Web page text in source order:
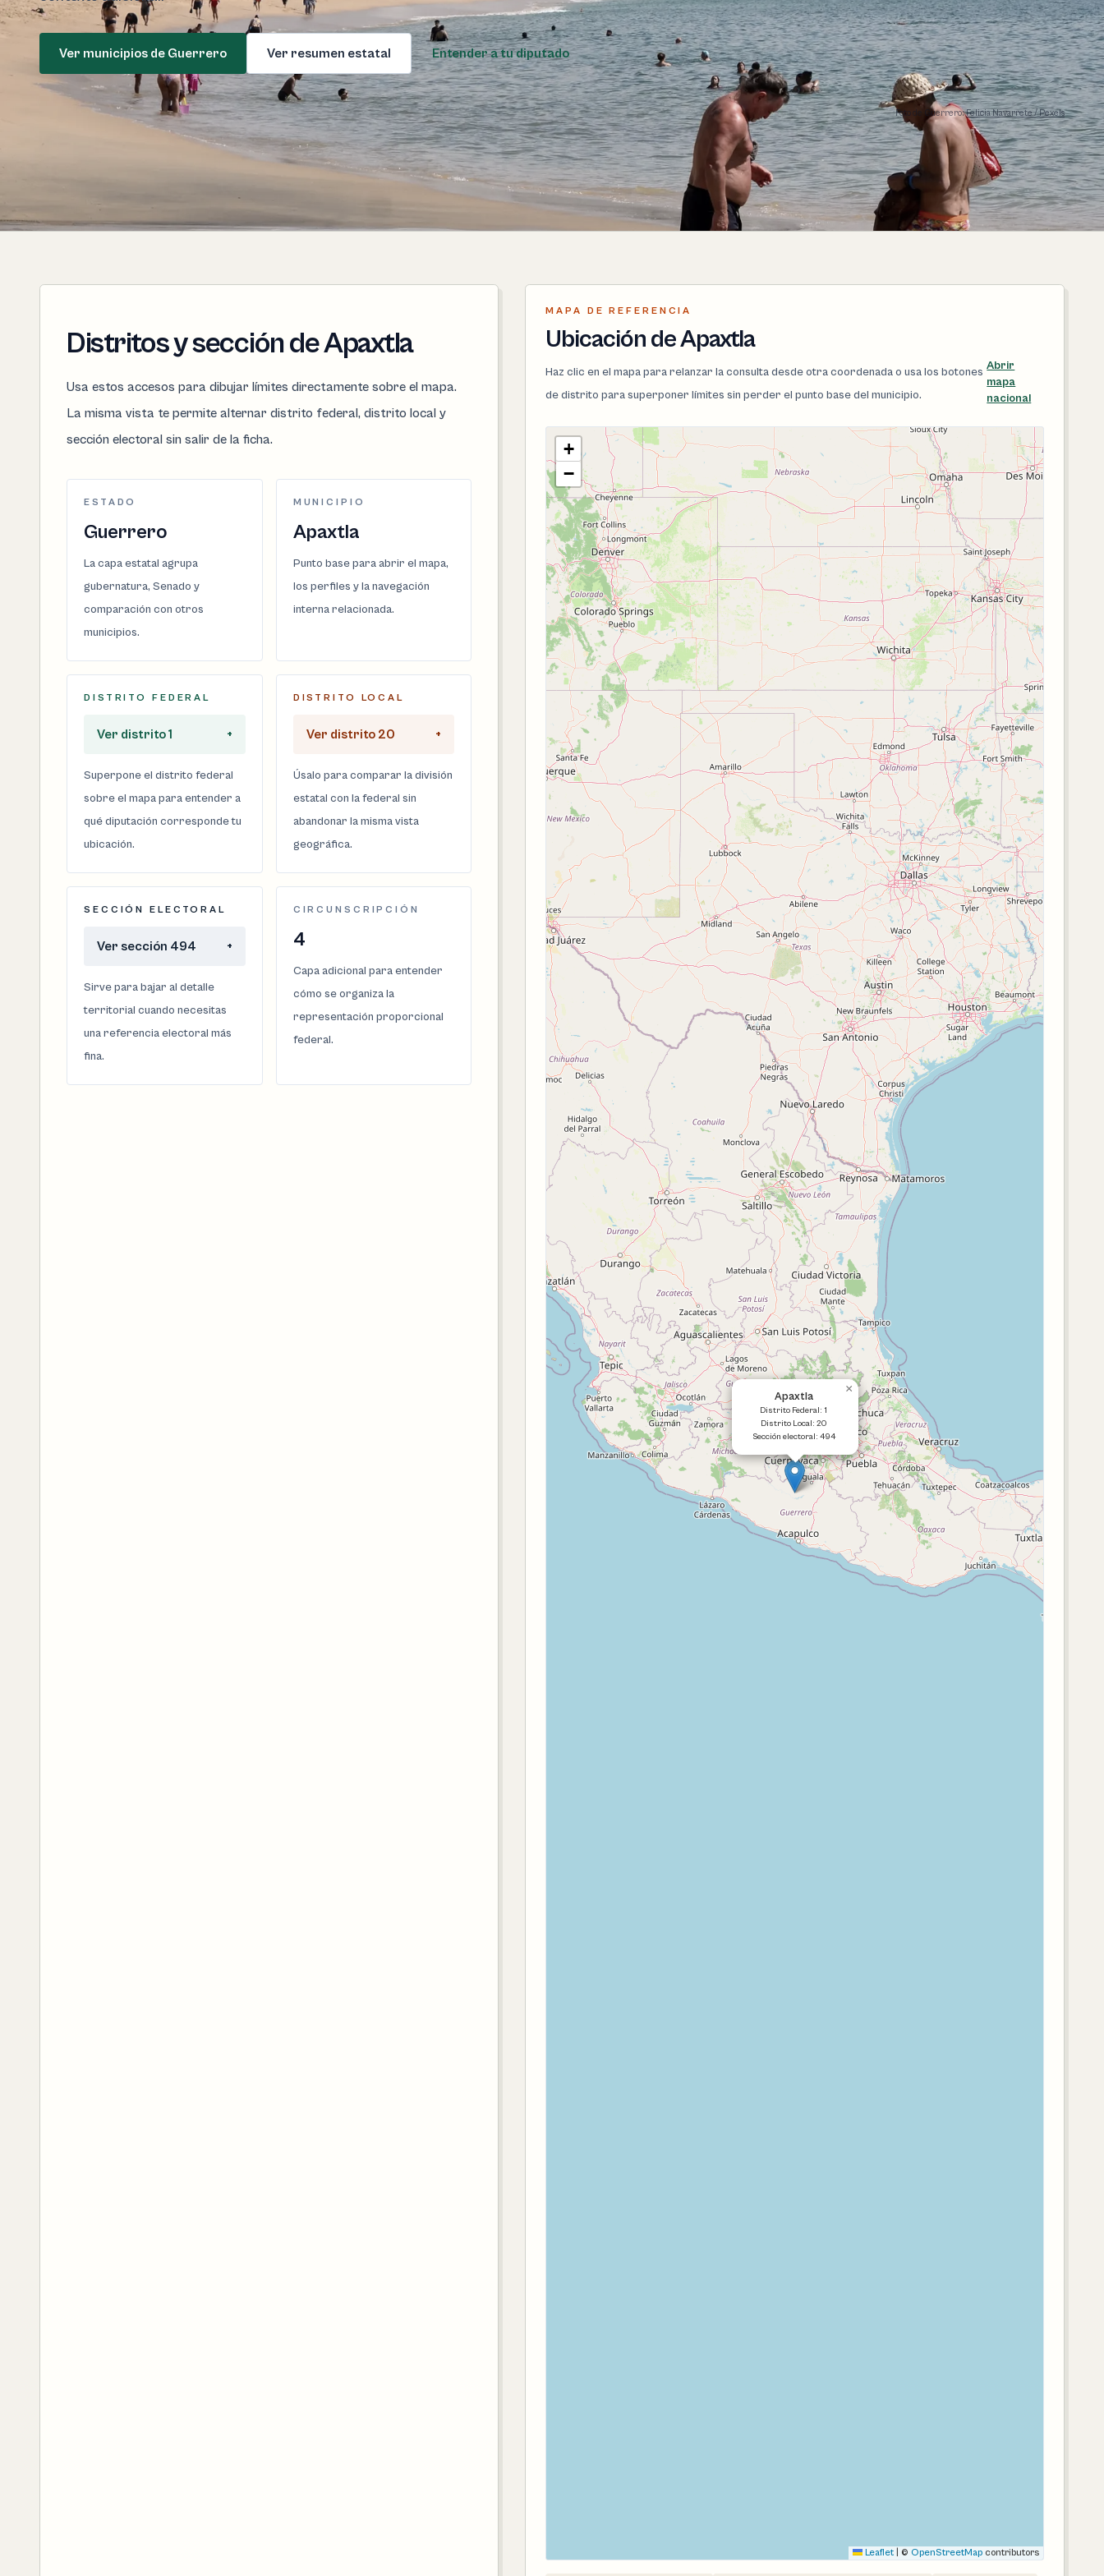
Ver municipios de Guerrero Ver resumen estatal Entender a tu diputado
Foto de Guerrero:Felicia Navarrete / Pexels
Distritos y sección de Apaxtla
Usa estos accesos para dibujar límites directamente sobre el mapa.
La misma vista te permite alternar distrito federal, distrito local y
sección electoral sin salir de la ficha.
ESTADO
Guerrero
La capa estatal agrupa
gubernatura, Senado y
comparación con otros
municipios.
MUNICIPIO
Apaxtla
Punto base para abrir el mapa,
los perfiles y la navegación
interna relacionada.
DISTRITO FEDERAL
Ver distrito 1 +
Superpone el distrito federal
sobre el mapa para entender a
qué diputación corresponde tu
ubicación.
DISTRITO LOCAL
Ver distrito 20 +
Úsalo para comparar la división
estatal con la federal sin
abandonar la misma vista
geográfica.
SECCIÓN ELECTORAL
Ver sección 494 +
Sirve para bajar al detalle
territorial cuando necesitas
una referencia electoral más
fina.
CIRCUNSCRIPCIÓN
4
Capa adicional para entender
cómo se organiza la
representación proporcional
federal.
MAPA DE REFERENCIA
Ubicación de Apaxtla
Haz clic en el mapa para relanzar la consulta desde otra coordenada o usa los botones
de distrito para superponer límites sin perder el punto base del municipio.
Abrir
mapa
nacional
Apaxtla
Distrito Federal: 1
Distrito Local: 20
Sección electoral: 494
×
+
−
Leaflet © OpenStreetMapcontributors